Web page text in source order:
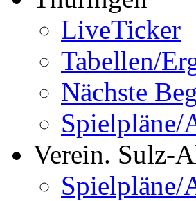
LiveTicker
Tabellen/
Nächste
Spielpläne/
Verein. Sulz-
Spielpläne/